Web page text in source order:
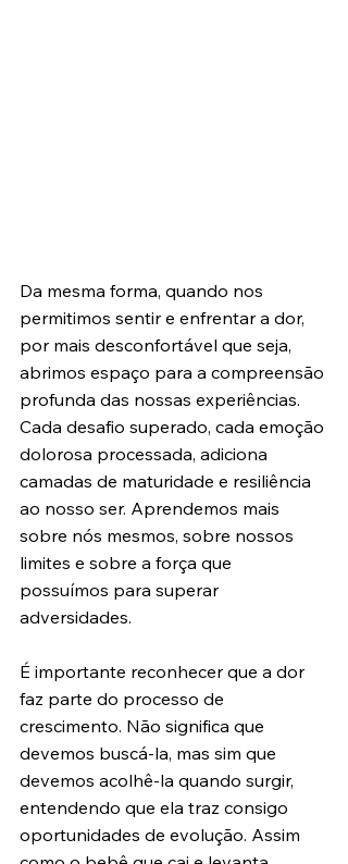
Da mesma forma, quando nos
permitimos sentir e enfrentar a dor,
por mais desconfortável que seja,
abrimos espaço para a compreensão
profunda das nossas experiências.
Cada desafio superado, cada emoção
dolorosa processada, adiciona
camadas de maturidade e resiliência
ao nosso ser. Aprendemos mais
sobre nós mesmos, sobre nossos
limites e sobre a força que
possuímos para superar
adversidades.
É importante reconhecer que a dor
faz parte do processo de
crescimento. Não significa que
devemos buscá-la, mas sim que
devemos acolhê-la quando surgir,
entendendo que ela traz consigo
oportunidades de evolução. Assim